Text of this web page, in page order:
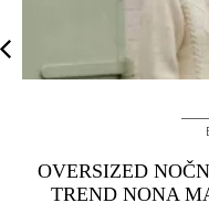
OVERSIZED
TREND NONA